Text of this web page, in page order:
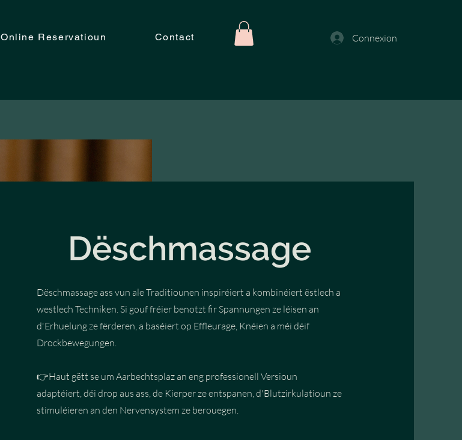
Online Reservatioun Contact Connexion
Dëschmassage
Dëschmassage ass vun ale Traditiounen inspiréiert a kombinéiert ëstlech a
westlech Techniken. Si gouf fréier benotzt fir Spannungen ze léisen an
d'Erhuelung ze fërderen, a baséiert op Effleurage, Knéien a méi déif
Drockbewegungen.
👉Haut gëtt se um Aarbechtsplaz an eng professionell Versioun
adaptéiert, déi drop aus ass, de Kierper ze entspanen, d'Blutzirkulatioun ze
stimuléieren an den Nervensystem ze berouegen.